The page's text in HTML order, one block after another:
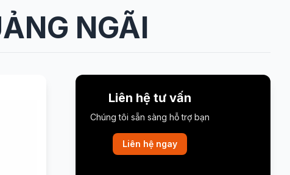
NGÃI
Liên hệ tư vấn
Chúng tôi sẵn sàng hỗ trợ bạn
Liên hệ ngay